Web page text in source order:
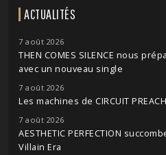
ACTUALITÉS
7 août 2026
THEN COMES SILENCE nous
avec un nouveau single
7 août 2026
Les machines de CIRCUIT
7 août 2026
AESTHETIC PERFECTION
Villain Era